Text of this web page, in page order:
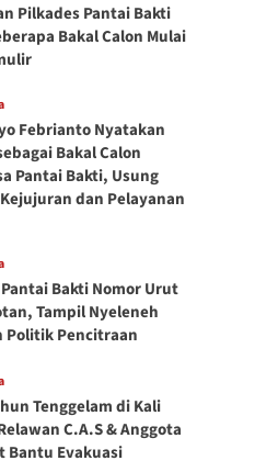
Pilkades Pantai Bakti
Bakal Calon Mulai
Febrianto Nyatakan
Bakal Calon
Pantai Bakti, Usung
dan Pelayanan
Pantai Bakti Nomor Urut
Tampil Nyeleneh
Politik Pencitraan
Tenggelam di Kali
C.A.S & Anggota
Bantu Evakuasi